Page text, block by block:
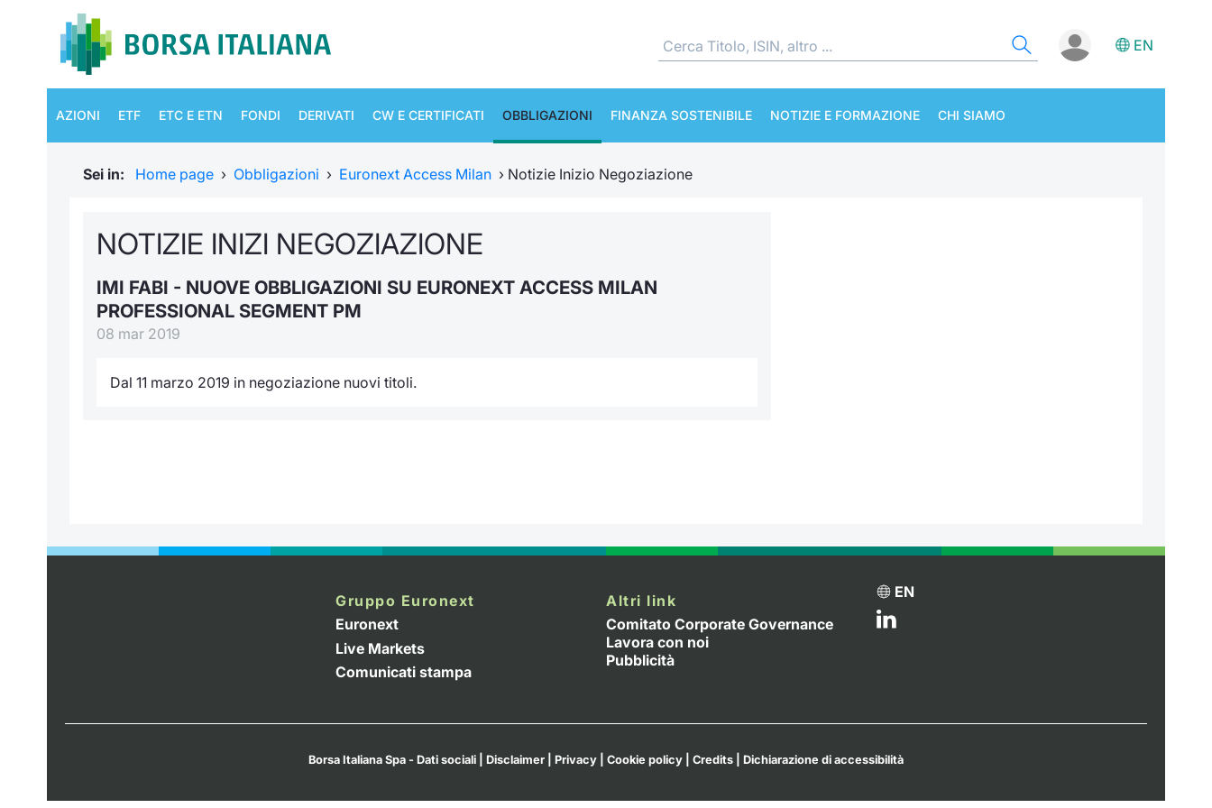
EN
AZIONI ETF ETC E ETN FONDI DERIVATI CW E CERTIFICATI OBBLIGAZIONI FINANZA SOSTENIBILE NOTIZIE E FORMAZIONE CHI SIAMO
Sei in: Home page › Obbligazioni › Euronext Access Milan › Notizie Inizio Negoziazione
NOTIZIE INIZI NEGOZIAZIONE
IMI FABI - NUOVE OBBLIGAZIONI SU EURONEXT ACCESS MILAN
PROFESSIONAL SEGMENT PM
08 mar 2019
Dal 11 marzo 2019 in negoziazione nuovi titoli.
Gruppo Euronext
Euronext
Live Markets
Comunicati stampa
Altri link
Comitato Corporate Governance
Lavora con noi
Pubblicità
EN
Borsa Italiana Spa - Dati sociali Disclaimer Privacy Cookie policy Credits Dichiarazione di accessibilità